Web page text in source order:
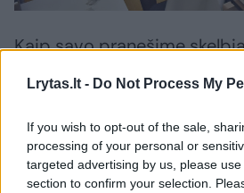
Lrytas.lt - Do Not Process My
If you wish to opt-out of the sale,
processing of your personal or
targeted advertising by us, please
section to confirm your selection.
Kaip savo pranešime
vyriausiasis policijos
matomas“. Kauno apskr.
bendruomenės pareigūnai
bendradarbiaudami su VšĮ